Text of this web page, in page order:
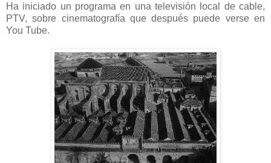
Ha iniciado un programa en una televisión local de cable,
PTV, sobre cinematografía que después puede verse en
You Tube.